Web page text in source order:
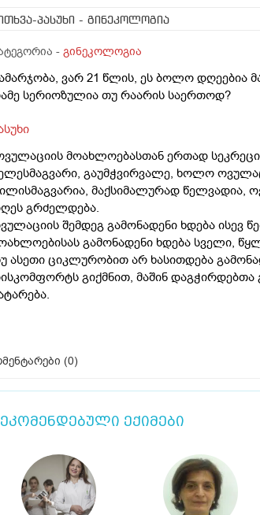
პასუხი - გინეკოლოგია
- გინეკოლოგია
ვარ 21 წლის, ეს ბოლო დღეებია
სერიოზულია თუ რაარის საერთოდ?
მოახლოებასთან ერთად
გაუმჭვირვალე, ხოლო
მაქსიმალურად წელვადია,
გრძელდება.
შემდეგ გამონადენი ხდება ისევ
გამონადენი ხდება სველი,
ასეთი ციკლურობით არ ხასითდება
გიქმნით, მაშინ
(0)
ექიმები